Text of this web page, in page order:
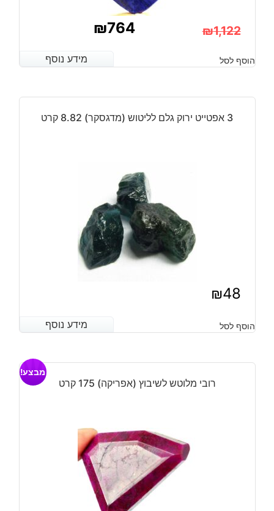
₪1,122
המקורי
היה:
₪1,122.
₪764
הנוכחי
הוא:
₪764.
מידע נוסף הוסף לסל מידע נוסף
3 אפטייט ירוק גלם לליטוש (מדגסקר) 8.82 קרט
₪48
מידע נוסף הוסף לסל מידע נוסף
רובי מלוטש לשיבוץ (אפריקה) 175 קרט
מבצע!